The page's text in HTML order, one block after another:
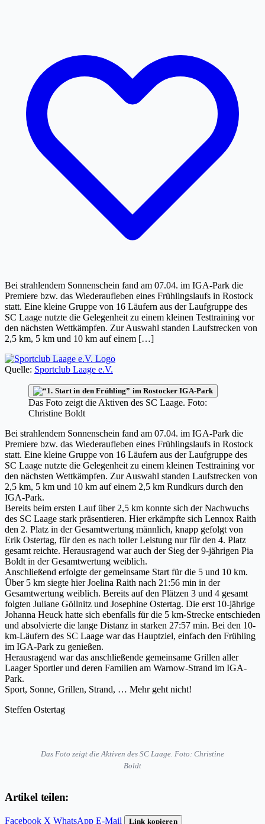
Bei strahlendem Sonnenschein fand am 07.04. im IGA-Park die
Premiere bzw. das Wiederaufleben eines Frühlingslaufs in Rostock
statt. Eine kleine Gruppe von 16 Läufern aus der Laufgruppe des
SC Laage nutzte die Gelegenheit zu einem kleinen Testtraining vor
den nächsten Wettkämpfen. Zur Auswahl standen Laufstrecken von
2,5 km, 5 km und 10 km auf einem […]
Quelle: Sportclub Laage e.V.
Das Foto zeigt die Aktiven des SC Laage. Foto:
Christine Boldt
Bei strahlendem Sonnenschein fand am 07.04. im IGA-Park die
Premiere bzw. das Wiederaufleben eines Frühlingslaufs in Rostock
statt. Eine kleine Gruppe von 16 Läufern aus der Laufgruppe des
SC Laage nutzte die Gelegenheit zu einem kleinen Testtraining vor
den nächsten Wettkämpfen. Zur Auswahl standen Laufstrecken von
2,5 km, 5 km und 10 km auf einem 2,5 km Rundkurs durch den
IGA-Park.
Bereits beim ersten Lauf über 2,5 km konnte sich der Nachwuchs
des SC Laage stark präsentieren. Hier erkämpfte sich Lennox Raith
den 2. Platz in der Gesamtwertung männlich, knapp gefolgt von
Erik Ostertag, für den es nach toller Leistung nur für den 4. Platz
gesamt reichte. Herausragend war auch der Sieg der 9-jährigen Pia
Boldt in der Gesamtwertung weiblich.
Anschließend erfolgte der gemeinsame Start für die 5 und 10 km.
Über 5 km siegte hier Joelina Raith nach 21:56 min in der
Gesamtwertung weiblich. Bereits auf den Plätzen 3 und 4 gesamt
folgten Juliane Göllnitz und Josephine Ostertag. Die erst 10-jährige
Johanna Heuck hatte sich ebenfalls für die 5 km-Strecke entschieden
und absolvierte die lange Distanz in starken 27:57 min. Bei den 10-
km-Läufern des SC Laage war das Hauptziel, einfach den Frühling
im IGA-Park zu genießen.
Herausragend war das anschließende gemeinsame Grillen aller
Laager Sportler und deren Familien am Warnow-Strand im IGA-
Park.
Sport, Sonne, Grillen, Strand, … Mehr geht nicht!
Steffen Ostertag
Das Foto zeigt die Aktiven des SC Laage. Foto: Christine
Boldt
Artikel teilen:
Facebook X WhatsApp E-Mail Link kopieren